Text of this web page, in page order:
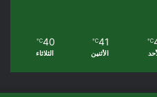
℃
41
℃
الأثنين
40
℃
الثلاثاء